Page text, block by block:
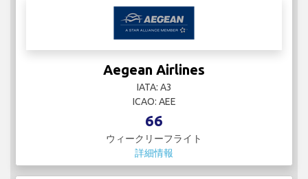
Aegean Airlines
IATA: A3
ICAO: AEE
66
ウィークリーフライト
詳細情報